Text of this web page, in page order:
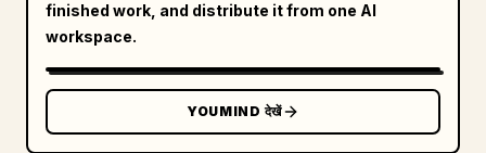
finished work, and distribute it from one AI
workspace.
YOUMIND देखें